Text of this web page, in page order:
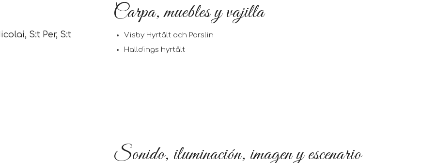
S:t Per, S:t
Carpa, muebles y vajilla
Visby Hyrtält och Porslin
Halldings hyrtält
Sonido, iluminación, imagen y escenario